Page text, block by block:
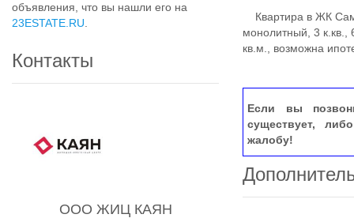
объявления, что вы нашли его на
23ESTATE.RU
Контакты
ООО ЖИЦ КАЯН
Квартира в ЖК
монолитный, 3
кв.м., возможна
Если вы
существует,
жалобу!